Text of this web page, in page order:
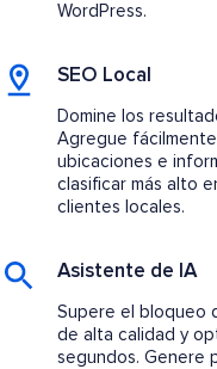
WordPress.
SEO Local
Domine los
Agregue
ubicaciones e
clasificar más alto
clientes locales.
Asistente de IA
Supere el bloqueo
de alta calidad y
segundos. Genere